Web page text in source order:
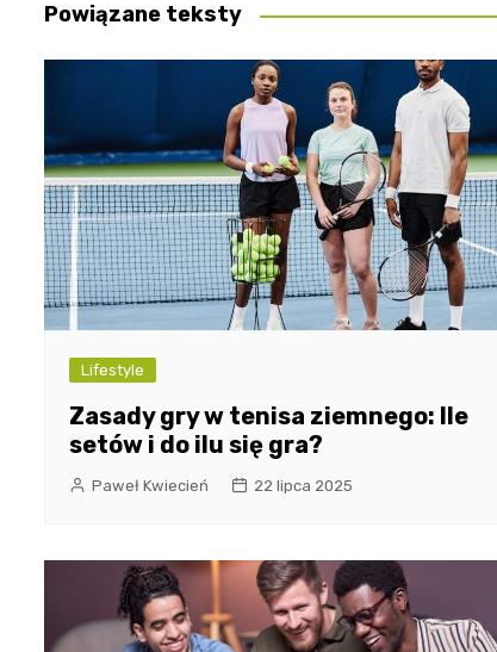
Powiązane teksty
Lifestyle
Zasady gry w tenisa ziemnego: Ile
setów i do ilu się gra?
Paweł Kwiecień 22 lipca 2025